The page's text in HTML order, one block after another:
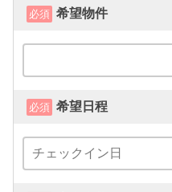
必須 希望物件
必須 希望日程